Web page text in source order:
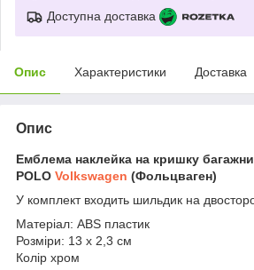
Доступна доставка
Опис Характеристики Доставка
Опис
Емблема наклейка на кришку
POLO Volkswagen (Фольцваген)
У комплект входить шильдик на
Матеріал: ABS пластик
Розміри: 13 x 2,3 см
Колір хром